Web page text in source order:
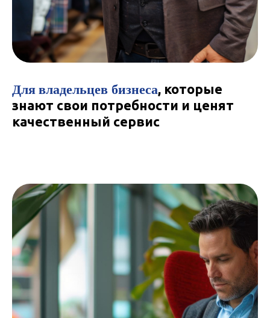
Длявладельцев бизнеса, которые
знают свои потребности и ценят
качественный сервис